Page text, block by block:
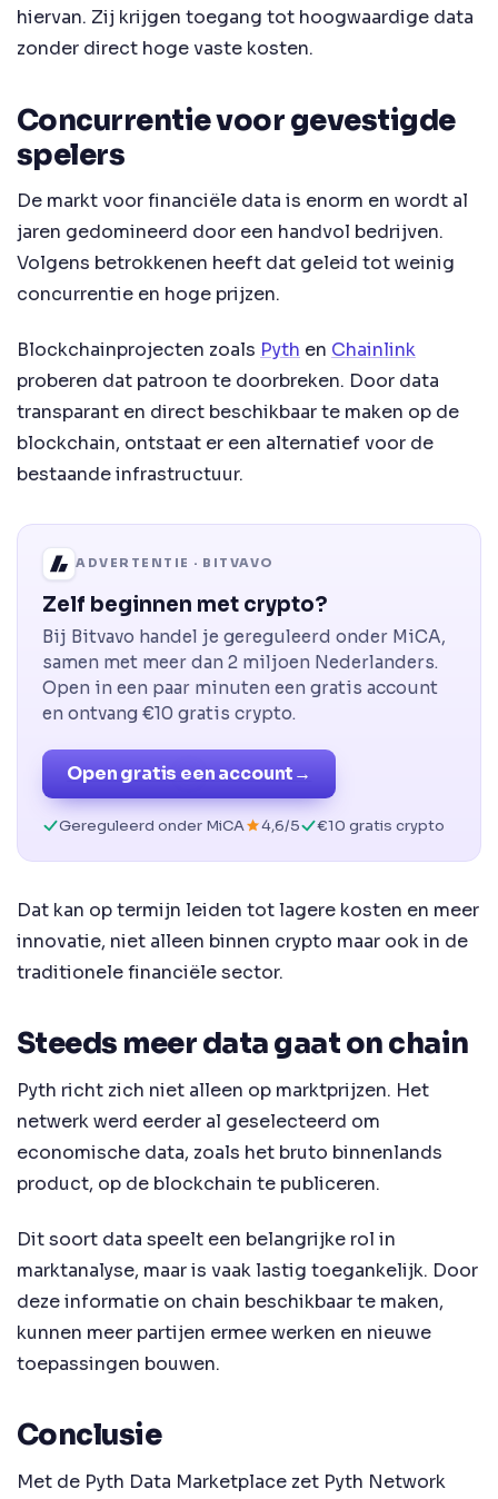
hiervan. Zij krijgen toegang tot hoogwaardige data
zonder direct hoge vaste kosten.
Concurrentie voor gevestigde
spelers
De markt voor financiële data is enorm en wordt al
jaren gedomineerd door een handvol bedrijven.
Volgens betrokkenen heeft dat geleid tot weinig
concurrentie en hoge prijzen.
Blockchainprojecten zoals Pyth en Chainlink
proberen dat patroon te doorbreken. Door data
transparant en direct beschikbaar te maken op de
blockchain, ontstaat er een alternatief voor de
bestaande infrastructuur.
ADVERTENTIE · BITVAVO
Zelf beginnen met crypto?
Bij Bitvavo handel je gereguleerd onder MiCA,
samen met meer dan 2 miljoen Nederlanders.
Open in een paar minuten een gratis account
en ontvang €10 gratis crypto.
Open gratis een account→
Gereguleerd onder MiCA 4,6/5 €10 gratis crypto
Dat kan op termijn leiden tot lagere kosten en meer
innovatie, niet alleen binnen crypto maar ook in de
traditionele financiële sector.
Steeds meer data gaat on chain
Pyth richt zich niet alleen op marktprijzen. Het
netwerk werd eerder al geselecteerd om
economische data, zoals het bruto binnenlands
product, op de blockchain te publiceren.
Dit soort data speelt een belangrijke rol in
marktanalyse, maar is vaak lastig toegankelijk. Door
deze informatie on chain beschikbaar te maken,
kunnen meer partijen ermee werken en nieuwe
toepassingen bouwen.
Conclusie
Met de Pyth Data Marketplace zet Pyth Network